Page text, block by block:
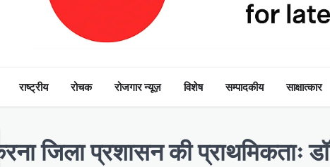
राष्ट्रीय रोचक रोजगार न्यूज़ विशेष सम्पादकीय साक्षात्कार
जिला प्रशासन की प्राथमिकताः डॉ